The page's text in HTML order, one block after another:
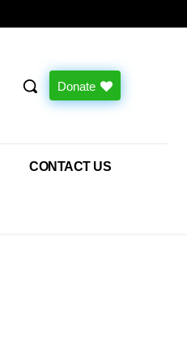
Donate
CONTACT US